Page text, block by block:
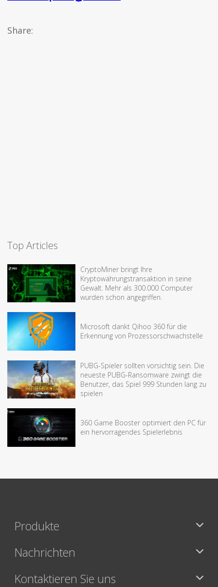
Share:
Top Articles
CryptoMiner bringt Ihre
Kryptowährungstransaktion in seine
Gewalt. Mehr als 300.000 Computer
wurden schon angegriffen.
Microsoft dankt Qihoo 360 für die
Erkennung von Prozessorschwachstelle
PUBG-Spieler sollten vorsichtig sein. Die
neueste PUBG-Ransomware zwingt die
Benutzer, das Spiel 999 Stunden lang zu
spielen
360 Game Booster optimiert den PC für
ein hervorragendes Spielerlebnis
Produkte
Nachrichten
Kontaktieren Sie uns